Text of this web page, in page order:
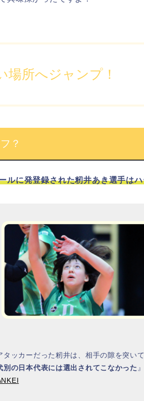
場所へジャンプ！
？
ルに発登録された籾井あき選手は
タッカーだった籾井は、相手の隙を突い
別の日本代表には選出されてこなかった 』